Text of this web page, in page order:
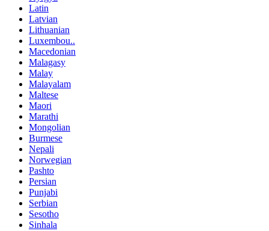
Latin
Latvian
Lithuanian
Luxembou..
Macedonian
Malagasy
Malay
Malayalam
Maltese
Maori
Marathi
Mongolian
Burmese
Nepali
Norwegian
Pashto
Persian
Punjabi
Serbian
Sesotho
Sinhala